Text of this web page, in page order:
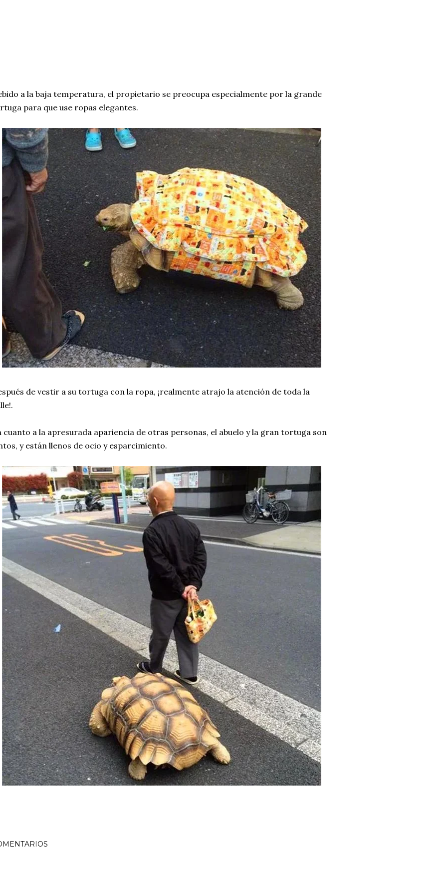
a la baja temperatura, el propietario se preocupa especialmente por la grande
para que use ropas elegantes.
de vestir a su tortuga con la ropa, ¡realmente atrajo la atención de toda la
cuanto a la apresurada apariencia de otras personas, el abuelo y la gran tortuga son
y están llenos de ocio y esparcimiento.